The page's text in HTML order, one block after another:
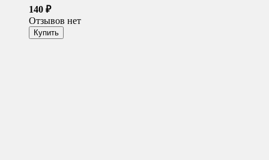
140 ₽
Отзывов нет